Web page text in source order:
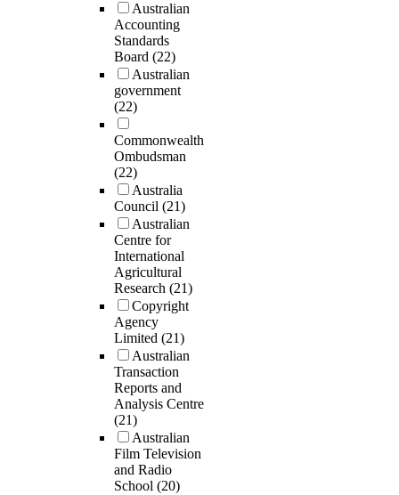
Australian
Accounting
Standards
Board (22)
Australian
government
(22)
Commonwealth
Ombudsman
(22)
Australia
Council (21)
Australian
Centre for
International
Agricultural
Research (21)
Copyright
Agency
Limited (21)
Australian
Transaction
Reports and
Analysis Centre
(21)
Australian
Film Television
and Radio
School (20)